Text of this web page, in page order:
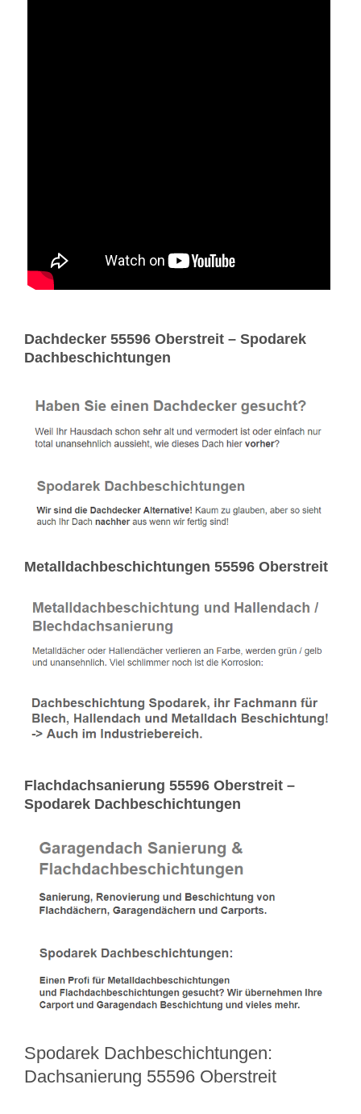
Dachdecker 55596 Oberstreit – Spodarek
Dachbeschichtungen
Metalldachbeschichtungen 55596 Oberstreit
Flachdachsanierung 55596 Oberstreit –
Spodarek Dachbeschichtungen
Spodarek Dachbeschichtungen:
Dachsanierung 55596 Oberstreit